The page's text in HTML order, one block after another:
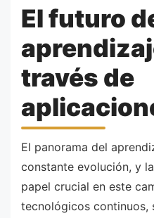
El futuro
través de
El panorama del
constante evolución, y
papel crucial en este
tecnológicos continuos,